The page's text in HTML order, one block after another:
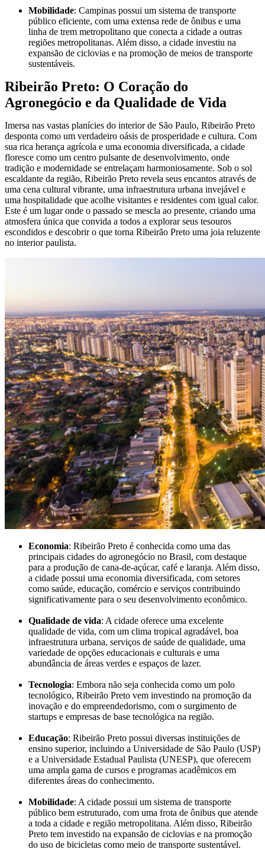
Mobilidade: Campinas possui um sistema de transporte
público eficiente, com uma extensa rede de ônibus e uma
linha de trem metropolitano que conecta a cidade a outras
regiões metropolitanas. Além disso, a cidade investiu na
expansão de ciclovias e na promoção de meios de transporte
sustentáveis.
Ribeirão Preto: O Coração do
Agronegócio e da Qualidade de Vida
Imersa nas vastas planícies do interior de São Paulo, Ribeirão Preto
desponta como um verdadeiro oásis de prosperidade e cultura. Com
sua rica herança agrícola e uma economia diversificada, a cidade
floresce como um centro pulsante de desenvolvimento, onde
tradição e modernidade se entrelaçam harmoniosamente. Sob o sol
escaldante da região, Ribeirão Preto revela seus encantos através de
uma cena cultural vibrante, uma infraestrutura urbana invejável e
uma hospitalidade que acolhe visitantes e residentes com igual calor.
Este é um lugar onde o passado se mescla ao presente, criando uma
atmosfera única que convida a todos a explorar seus tesouros
escondidos e descobrir o que torna Ribeirão Preto uma joia reluzente
no interior paulista.
Economia: Ribeirão Preto é conhecida como uma das
principais cidades do agronegócio no Brasil, com destaque
para a produção de cana-de-açúcar, café e laranja. Além disso,
a cidade possui uma economia diversificada, com setores
como saúde, educação, comércio e serviços contribuindo
significativamente para o seu desenvolvimento econômico.
Qualidade de vida: A cidade oferece uma excelente
qualidade de vida, com um clima tropical agradável, boa
infraestrutura urbana, serviços de saúde de qualidade, uma
variedade de opções educacionais e culturais e uma
abundância de áreas verdes e espaços de lazer.
Tecnologia: Embora não seja conhecida como um polo
tecnológico, Ribeirão Preto vem investindo na promoção da
inovação e do empreendedorismo, com o surgimento de
startups e empresas de base tecnológica na região.
Educação: Ribeirão Preto possui diversas instituições de
ensino superior, incluindo a Universidade de São Paulo (USP)
e a Universidade Estadual Paulista (UNESP), que oferecem
uma ampla gama de cursos e programas acadêmicos em
diferentes áreas do conhecimento.
Mobilidade: A cidade possui um sistema de transporte
público bem estruturado, com uma frota de ônibus que atende
a toda a cidade e região metropolitana. Além disso, Ribeirão
Preto tem investido na expansão de ciclovias e na promoção
do uso de bicicletas como meio de transporte sustentável.